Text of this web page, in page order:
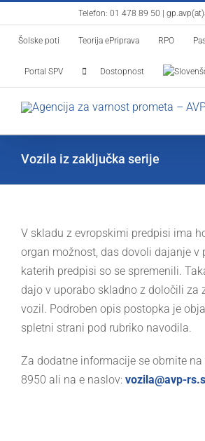
to
content
Telefon: 01 478 89 50
Šolske poti Teorija ePriprava RPO
Portal SPV Dostopnost
Vozila iz zaključka serije
V skladu z evropskimi predpisi ima
organ možnost, das dovoli dajanje v
katerih predpisi so se spremenili.
dajo v uporabo skladno z določili za
vozil. Podroben opis postopka je
spletni strani pod rubriko navodila.
Za dodatne informacije se obrnite
8950 ali na e naslov: vozila@avp-